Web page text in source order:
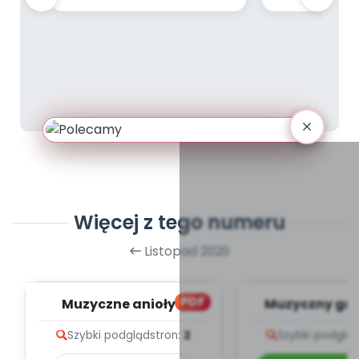
Więcej z tego numeru
Listopad 2020
PDF
Muzyczne anioły z
Szybki podglądstron: 2
Muzyczny
Szybki podgląd